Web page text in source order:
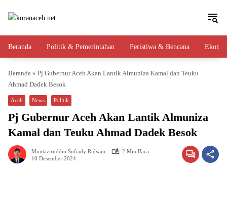
Beranda Politik & Pemerintahan Peristiwa & Bencana
Beranda » Pj Gubernur Aceh Akan Lantik Almuniza Kamal dan Teuku
Ahmad Dadek Besok
Aceh News Politik
Pj Gubernur Aceh Akan Lantik Almuniza
Kamal dan Teuku Ahmad Dadek Besok
Muntaziruddin Sufiady Ridwan
2 Min Baca
10 Desember 2024